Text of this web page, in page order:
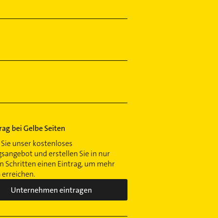
bei Gelbe Seiten
unser kostenloses
und erstellen Sie in nur
Schritten einen Eintrag, um mehr
erreichen.
Unternehmen eintragen